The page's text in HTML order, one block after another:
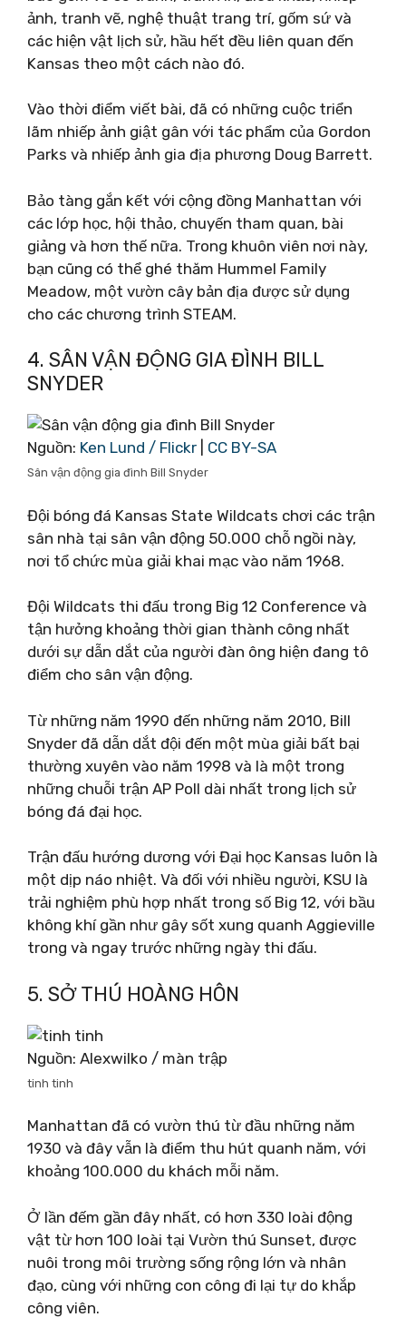
ảnh, tranh vẽ, nghệ thuật trang trí, gốm sứ và
các hiện vật lịch sử, hầu hết đều liên quan đến
Kansas theo một cách nào đó.
Vào thời điểm viết bài, đã có những cuộc triển
lãm nhiếp ảnh giật gân với tác phẩm của Gordon
Parks và nhiếp ảnh gia địa phương Doug Barrett.
Bảo tàng gắn kết với cộng đồng Manhattan với
các lớp học, hội thảo, chuyến tham quan, bài
giảng và hơn thế nữa. Trong khuôn viên nơi này,
bạn cũng có thể ghé thăm Hummel Family
Meadow, một vườn cây bản địa được sử dụng
cho các chương trình STEAM.
4. SÂN VẬN ĐỘNG GIA ĐÌNH BILL
SNYDER
Nguồn: Ken Lund / Flickr CC BY-SA
Sân vận động gia đình Bill Snyder
Đội bóng đá Kansas State Wildcats chơi các trận
sân nhà tại sân vận động 50.000 chỗ ngồi này,
nơi tổ chức mùa giải khai mạc vào năm 1968.
Đội Wildcats thi đấu trong Big 12 Conference và
tận hưởng khoảng thời gian thành công nhất
dưới sự dẫn dắt của người đàn ông hiện đang tô
điểm cho sân vận động.
Từ những năm 1990 đến những năm 2010, Bill
Snyder đã dẫn dắt đội đến một mùa giải bất bại
thường xuyên vào năm 1998 và là một trong
những chuỗi trận AP Poll dài nhất trong lịch sử
bóng đá đại học.
Trận đấu hướng dương với Đại học Kansas luôn là
một dịp náo nhiệt. Và đối với nhiều người, KSU là
trải nghiệm phù hợp nhất trong số Big 12, với bầu
không khí gần như gây sốt xung quanh Aggieville
trong và ngay trước những ngày thi đấu.
5. SỞ THÚ HOÀNG HÔN
Nguồn: Alexwilko / màn trập
tinh tinh
Manhattan đã có vườn thú từ đầu những năm
1930 và đây vẫn là điểm thu hút quanh năm, với
khoảng 100.000 du khách mỗi năm.
Ở lần đếm gần đây nhất, có hơn 330 loài động
vật từ hơn 100 loài tại Vườn thú Sunset, được
nuôi trong môi trường sống rộng lớn và nhân
đạo, cùng với những con công đi lại tự do khắp
công viên.